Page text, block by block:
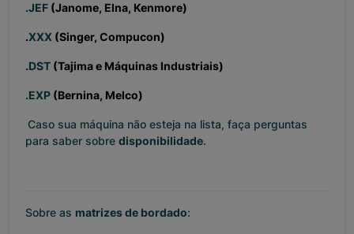
.JEF (Janome, Elna, Kenmore)
.XXX (Singer, Compucon)
.DST (Tajima e Máquinas Industriais)
.EXP (Bernina, Melco)
Caso sua máquina não esteja na lista, faça perguntas
para saber sobre disponibilidade.
Sobre as matrizes de bordado: